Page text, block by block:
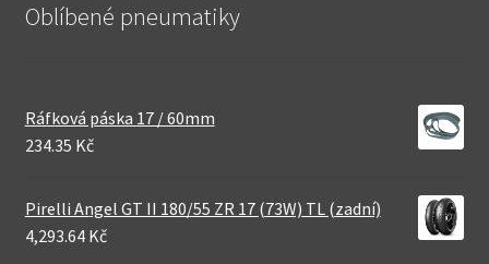
Oblíbené pneumatiky
Ráfková páska 17 / 60mm
234.35 Kč
Pirelli Angel GT II 180/55 ZR 17 (73W) TL (zadní)
4,293.64 Kč